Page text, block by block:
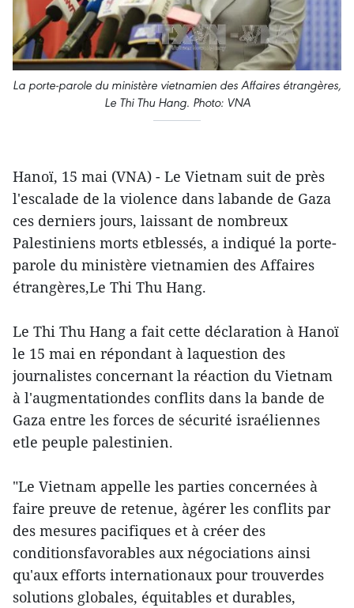
La porte-parole du ministère vietnamien des Affaires étrangères,
Le Thi Thu Hang. Photo: VNA
Hanoï, 15 mai (VNA) - Le Vietnam suit de près
l'escalade de la violence dans labande de Gaza
ces derniers jours, laissant de nombreux
Palestiniens morts etblessés, a indiqué la porte-
parole du ministère vietnamien des Affaires
étrangères,Le Thi Thu Hang.
Le Thi Thu Hang a fait cette déclaration à Hanoï
le 15 mai en répondant à laquestion des
journalistes concernant la réaction du Vietnam
à l'augmentationdes conflits dans la bande de
Gaza entre les forces de sécurité israéliennes
etle peuple palestinien.
"Le Vietnam appelle les parties concernées à
faire preuve de retenue, àgérer les conflits par
des mesures pacifiques et à créer des
conditionsfavorables aux négociations ainsi
qu'aux efforts internationaux pour trouverdes
solutions globales, équitables et durables,